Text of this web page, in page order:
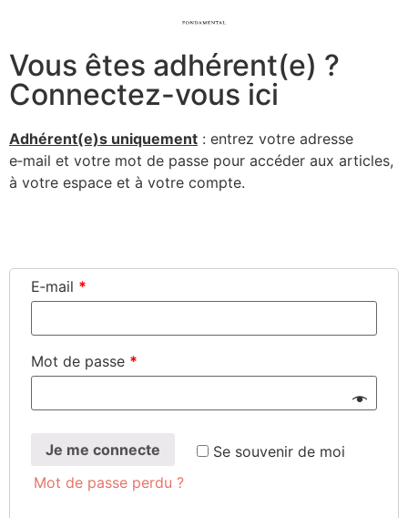
Vous êtes adhérent(e) ?
Connectez-vous ici
Adhérent(e)s uni­que­ment : entrez votre adresse
e‑mail et votre mot de passe pour accé­der aux articles,
à votre espace et à votre compte.
E‑mail *
Mot de passe *
Se sou­ve­nir de moi
Je me connecte
Mot de passe perdu ?